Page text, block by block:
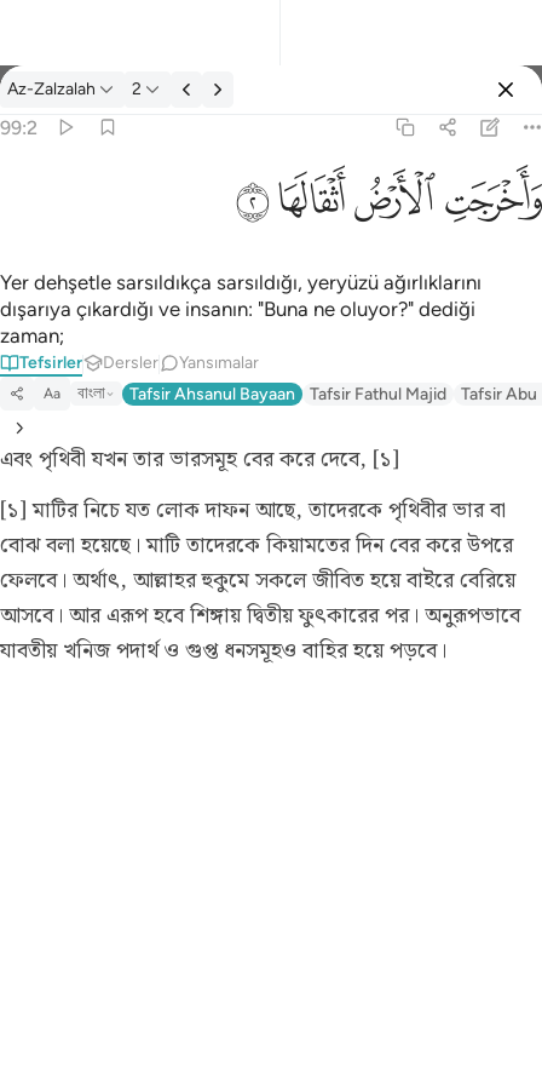
Tefsir: Az-Zalzalah 99:2
Az-Zalzalah 2
99:2
ﱺﱻﱼﱽ
Yer dehşetle sarsıldıkça sarsıldığı, yeryüzü ağırlıklarını
dışarıya çıkardığı ve insanın: "Buna ne oluyor?" dediği
zaman;
Tefsirler Dersler Yansımalar
Aa বাংলা Tafsir Ahsanul Bayaan Tafsir Fathul Majid Tafsir Abu
এবং পৃথিবী যখন তার ভারসমূহ বের করে দেবে, [১]
[১] মাটির নিচে যত লোক দাফন আছে, তাদেরকে পৃথিবীর ভার বা
বোঝ বলা হয়েছে। মাটি তাদেরকে কিয়ামতের দিন বের করে উপরে
ফেলবে। অর্থাৎ, আল্লাহর হুকুমে সকলে জীবিত হয়ে বাইরে বেরিয়ে
আসবে। আর এরূপ হবে শিঙ্গায় দ্বিতীয় ফুৎকারের পর। অনুরূপভাবে
যাবতীয় খনিজ পদার্থ ও গুপ্ত ধনসমূহও বাহির হয়ে পড়বে।